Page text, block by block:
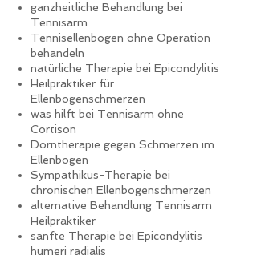
ganzheitliche Behandlung bei
Tennisarm
Tennisellenbogen ohne Operation
behandeln
natürliche Therapie bei Epicondylitis
Heilpraktiker für
Ellenbogenschmerzen
was hilft bei Tennisarm ohne
Cortison
Dorntherapie gegen Schmerzen im
Ellenbogen
Sympathikus-Therapie bei
chronischen Ellenbogenschmerzen
alternative Behandlung Tennisarm
Heilpraktiker
sanfte Therapie bei Epicondylitis
humeri radialis